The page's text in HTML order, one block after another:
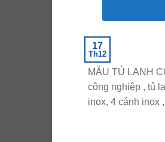
17
Th12
MẪU TỦ LẠNH
công nghiệp , tủ
inox, 4 cánh inox